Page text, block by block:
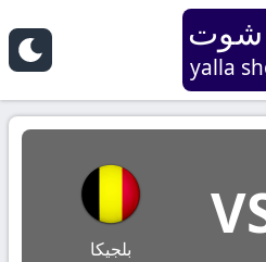
شوت
yalla
بلجيكا